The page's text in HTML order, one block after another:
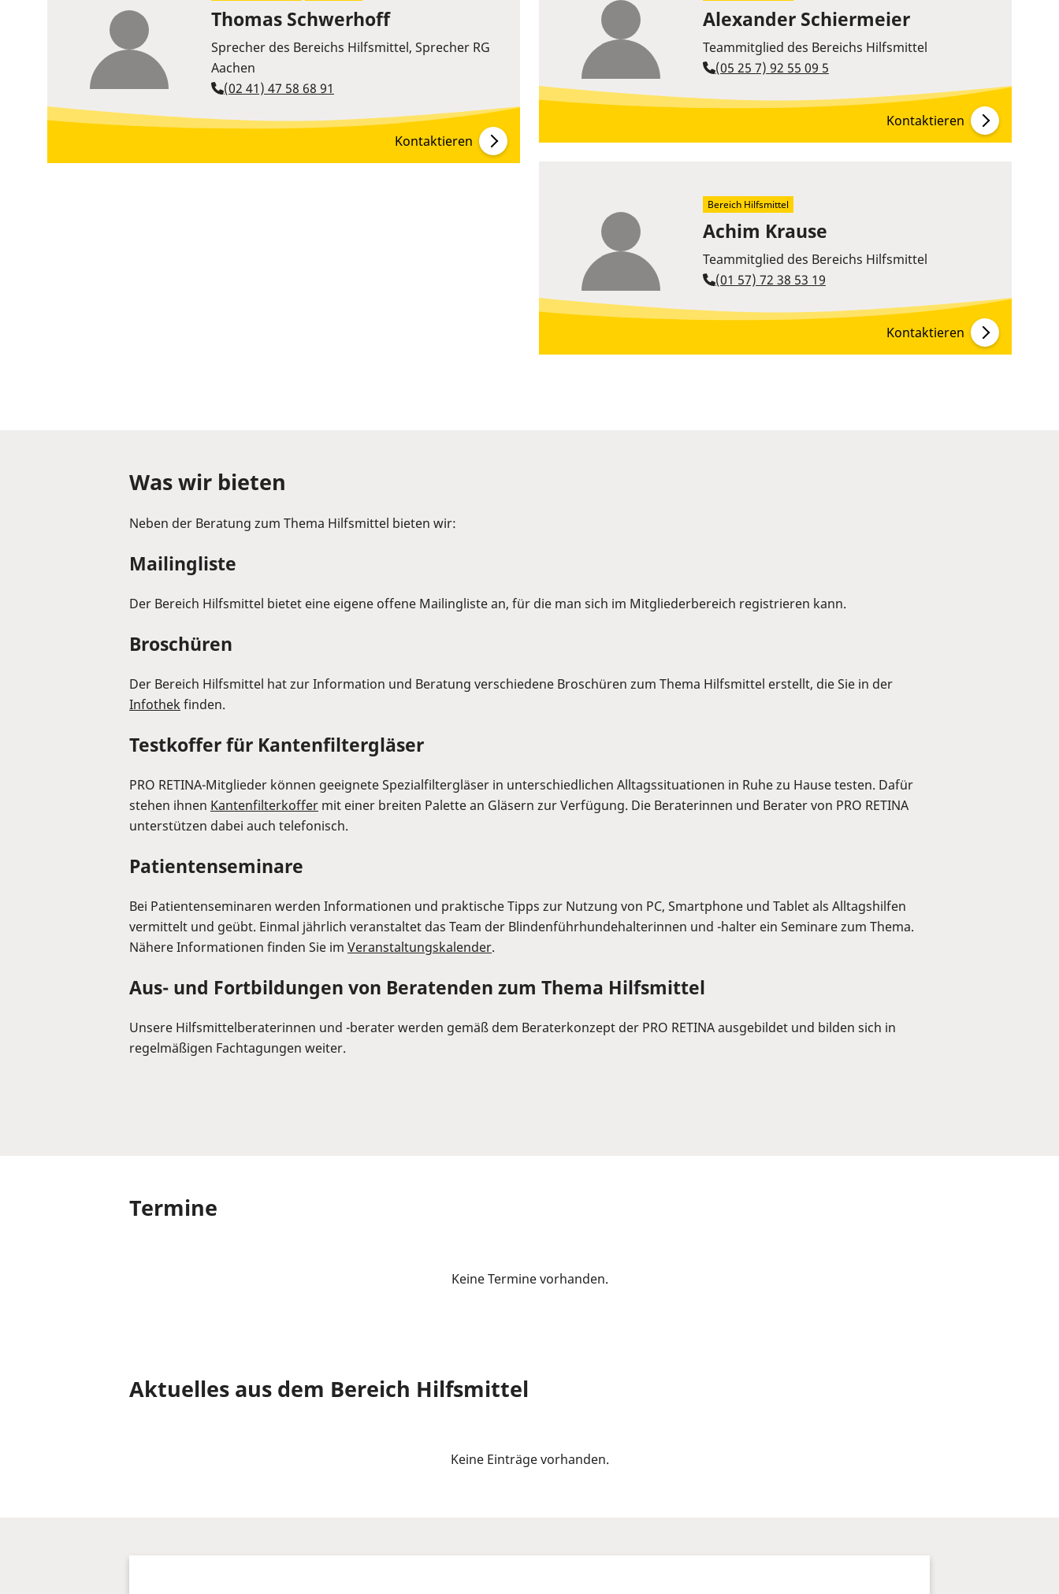
Thomas Schwerhoff
Sprecher des Bereichs Hilfsmittel, Sprecher RG
Aachen
(02 41) 47 58 68 91
Kontaktieren
Alexander Schiermeier
Teammitglied des Bereichs Hilfsmittel
(05 25 7) 92 55 09 5
Kontaktieren
Achim Krause
Teammitglied des Bereichs Hilfsmittel
(01 57) 72 38 53 19
Bereich Hilfsmittel
Kontaktieren
Was wir bieten
Neben der Beratung zum Thema Hilfsmittel bieten wir:
Mailingliste
Der Bereich Hilfsmittel bietet eine eigene offene Mailingliste an, für die man sich im Mitgliederbereich registrieren kann.
Broschüren
Der Bereich Hilfsmittel hat zur Information und Beratung verschiedene Broschüren zum Thema Hilfsmittel erstellt, die Sie in der
Infothekfinden.
Testkoffer für Kantenfiltergläser
PRO RETINA-Mitglieder können geeignete Spezialfiltergläser in unterschiedlichen Alltagssituationen in Ruhe zu Hause testen. Dafür
stehen ihnen Kantenfilterkoffer mit einer breiten Palette an Gläsern zur Verfügung. Die Beraterinnen und Berater von PRO RETINA
unterstützen dabei auch telefonisch.
Patientenseminare
Bei Patientenseminaren werden Informationen und praktische Tipps zur Nutzung von PC, Smartphone und Tablet als Alltagshilfen
vermittelt und geübt. Einmal jährlich veranstaltet das Team der Blindenführhundehalterinnen und -halter ein Seminare zum Thema.
Nähere Informationen finden Sie im Veranstaltungskalender.
Aus- und Fortbildungen von Beratenden zum Thema Hilfsmittel
Unsere Hilfsmittelberaterinnen und -berater werden gemäß dem Beraterkonzept der PRO RETINA ausgebildet und bilden sich in
regelmäßigen Fachtagungen weiter.
Termine
Keine Termine vorhanden.
Aktuelles aus dem Bereich Hilfsmittel
Keine Einträge vorhanden.